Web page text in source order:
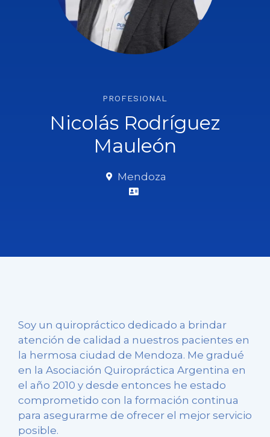
PROFESIONAL
Nicolás Rodríguez
Mauleón
Mendoza
Soy un quiropráctico dedicado a brindar
atención de calidad a nuestros pacientes en
la hermosa ciudad de Mendoza. Me gradué
en la Asociación Quiropráctica Argentina en
el año 2010 y desde entonces he estado
comprometido con la formación continua
para asegurarme de ofrecer el mejor servicio
posible.